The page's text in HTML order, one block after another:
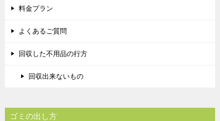
料金プラン
よくあるご質問
回収した不用品の行方
回収出来ないもの
ゴミの出し方